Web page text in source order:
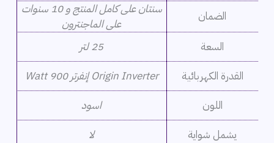
الضمان
سنتان على كامل المنتج و 10 سنوات
على الماجنترون
السعة
25 لتر
القدرة الكهربائية
Origin Inverter إنفرتر 900 Watt
اللون
اسود
يشمل شواية
لا